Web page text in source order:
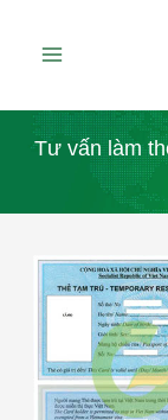
dung
Tư vấn làm